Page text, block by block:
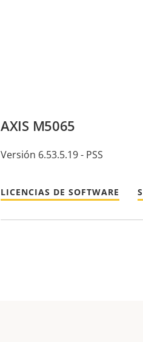
AXIS M5065
Versión 6.53.5.19 - PSS
LICENCIAS DE SOFTWARE